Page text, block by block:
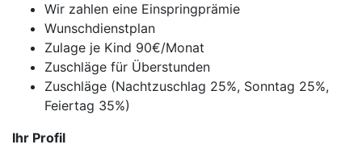
Wir zahlen eine Einspringprämie
Wunschdienstplan
Zulage je Kind 90€/Monat
Zuschläge für Überstunden
Zuschläge (Nachtzuschlag 25%, Sonntag 25%,
Feiertag 35%)
Ihr Profil